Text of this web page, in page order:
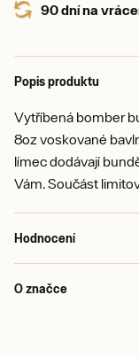
90 dní na
Popis produktu
Vytříbená bomber
8oz voskované
límec dodávají
Vám. Součást
Hodnocení
O značce